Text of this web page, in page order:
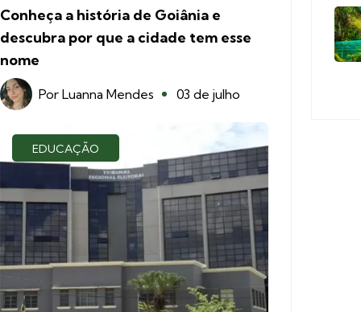
Conheça a história de Goiânia e
descubra por que a cidade tem esse
nome
PorLuanna Mendes 03 de julho
EDUCAÇÃO